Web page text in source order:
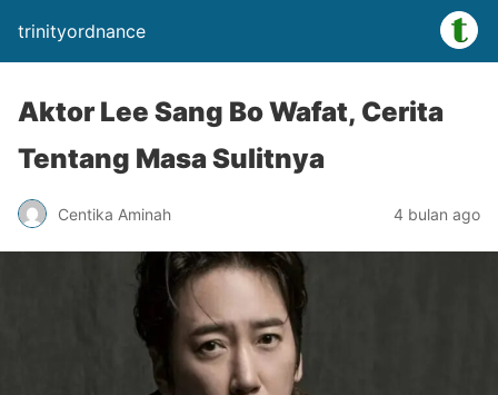
trinityordnance
Aktor Lee Sang Bo Wafat, Cerita
Tentang Masa Sulitnya
Centika Aminah 4 bulan ago